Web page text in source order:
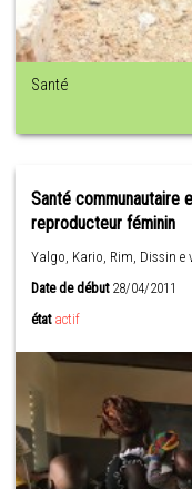
Santé
Santé communautaire
reproducteur féminin
Yalgo, Kario, Rim, Dissin
Date de début28/04/2011
état actif